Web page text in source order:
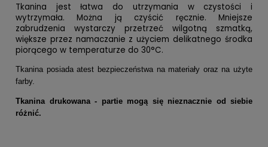
Tkanina jest łatwa do utrzymania w czystości i
wytrzymała. Można ją czyścić ręcznie. Mniejsze
zabrudzenia wystarczy przetrzeć wilgotną szmatką,
większe przez namaczanie z użyciem delikatnego środka
piorącego w temperaturze do 30°C.
Tkanina posiada atest bezpieczeństwa na materiały oraz na użyte
farby.
Tkanina drukowana - partie mogą się nieznacznie od siebie
różnić.